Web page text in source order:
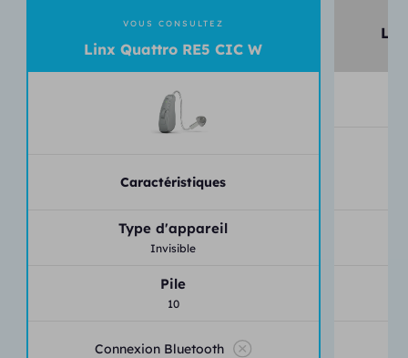
VOUS CONSULTEZ
Linx Quattro RE5 CIC W
Caractéristiques
Type d'appareil
Invisible
Pile
10
Connexion Bluetooth